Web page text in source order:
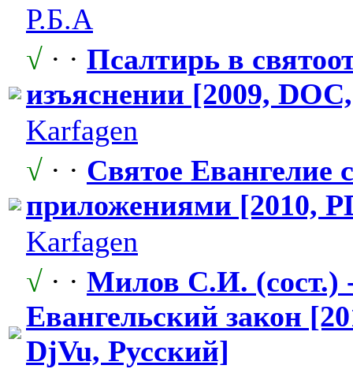
Р.Б.А
√ · · Псалтирь в
изъяснении [2009,
Karfagen
√ · · Святое Евангелие с
приложениями [2010,
Karfagen
√ · · Милов С.И. (сост.)
Евангельский закон
DjVu, Русский]